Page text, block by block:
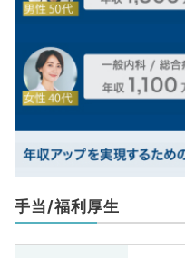
手当/福利厚生